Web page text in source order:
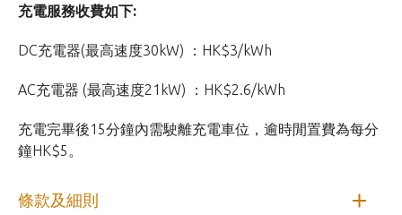
充電服務收費如下:
DC充電器(最高速度30kW) ：HK$3/kWh
AC充電器 (最高速度21kW) ：HK$2.6/kWh
充電完畢後15分鐘內需駛離充電車位，逾時閒置費為每分
鐘HK$5。
條款及細則